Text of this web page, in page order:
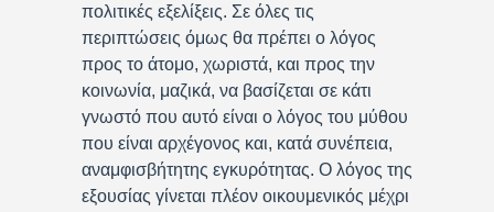
πολιτικές εξελίξεις. Σε όλες τις
περιπτώσεις όμως θα πρέπει ο λόγος
προς το άτομο, χωριστά, και προς την
κοινωνία, μαζικά, να βασίζεται σε κάτι
γνωστό που αυτό είναι ο λόγος του μύθου
που είναι αρχέγονος και, κατά συνέπεια,
αναμφισβήτητης εγκυρότητας. Ο λόγος της
εξουσίας γίνεται πλέον οικουμενικός μέχρι